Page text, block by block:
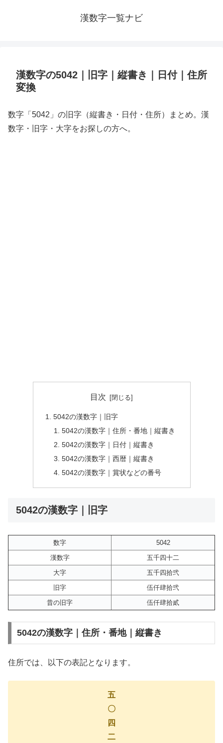
漢数字一覧ナビ
漢数字の5042｜旧字｜縦書き｜日付｜住所
変換
数字「5042」の旧字（縦書き・日付・住所）まとめ。漢
数字・旧字・大字をお探しの方へ。
目次
5042の漢数字｜旧字
5042の漢数字｜住所・番地｜縦書き
5042の漢数字｜日付｜縦書き
5042の漢数字｜西暦｜縦書き
5042の漢数字｜賞状などの番号
5042の漢数字｜旧字
数字
5042
漢数字
五千四十二
大字
五千四拾弐
旧字
伍仟肆拾弐
昔の旧字
伍仟肆拾貳
5042の漢数字｜住所・番地｜縦書き
住所では、以下の表記となります。
五
〇
四
二